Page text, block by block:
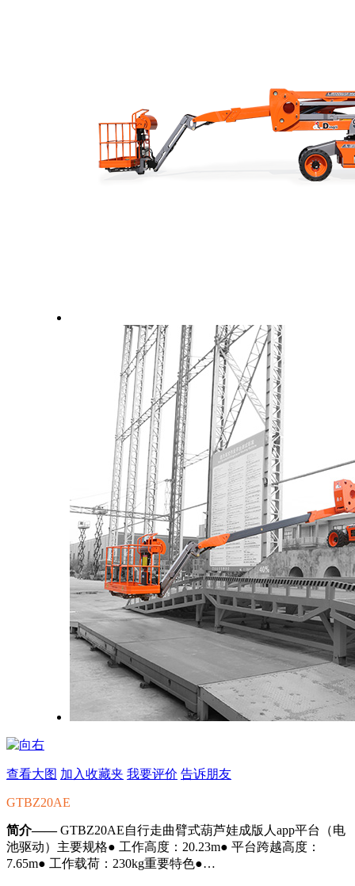
查看大图 加入收藏夹 我要评价 告诉朋友
GTBZ20AE
简介——GTBZ20AE自行走曲臂式葫芦娃成版人app平台（电
池驱动）主要规格● 工作高度：20.23m● 平台跨越高度：
7.65m● 工作载荷：230kg重要特色●…